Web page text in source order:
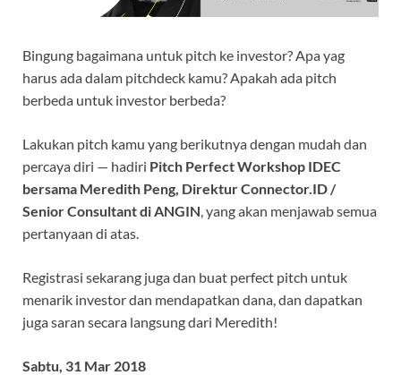
Bingung bagaimana untuk pitch ke investor? Apa yag
harus ada dalam pitchdeck kamu? Apakah ada pitch
berbeda untuk investor berbeda?
Lakukan pitch kamu yang berikutnya dengan mudah dan
percaya diri — hadiri Pitch Perfect Workshop IDEC
bersama Meredith Peng, Direktur Connector.ID /
Senior Consultant di ANGIN, yang akan menjawab semua
pertanyaan di atas.
Registrasi sekarang juga dan buat perfect pitch untuk
menarik investor dan mendapatkan dana, dan dapatkan
juga saran secara langsung dari Meredith!
Sabtu, 31 Mar 2018